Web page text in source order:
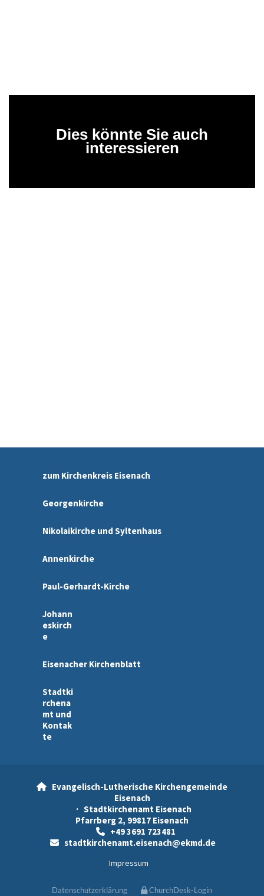
Dies könnte Sie auch
interessieren
zum Kirchenkreis Eisenach
Georgenkirche
Nikolaikirche und Syltenhaus
Annenkirche
Paul-Gerhardt-Kirche
Johann
eskirch
e
Eisenacher Kirchenblatt
Stadtki
rchena
mt und
Kontak
te

Evangelisch-Lutherische Kirchengemeinde
Eisenach
· Stadtkirchenamt Eisenach
Pfarrberg 2, 99817 Eisenach
+49 3691 723481
 stadtkirchenamt.eisenach@ekmd.de
Impressum
Datenschutzerklärung ChurchDesk-Login